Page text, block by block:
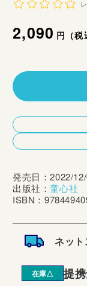
通
価
格
2,090円（税
発売日：2022/
出版社：童心社
ISBN：
ネッ
在庫△ 提